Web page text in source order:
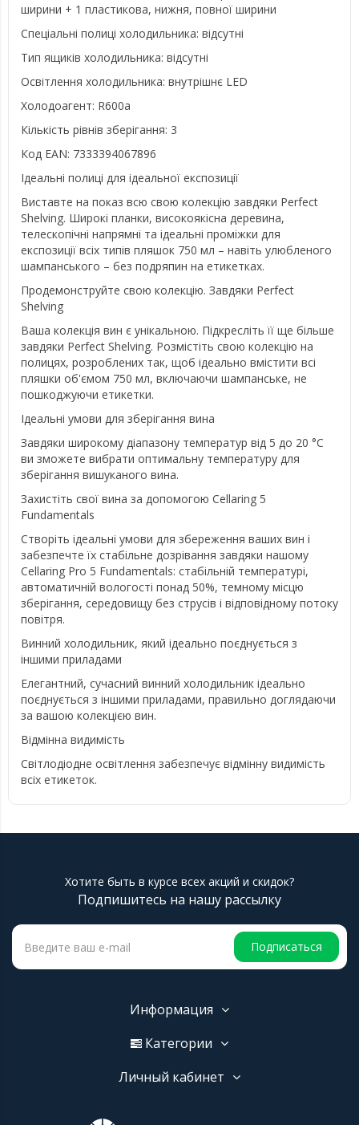
ширини + 1 пластикова, нижня, повної ширини
Спеціальні полиці холодильника: відсутні
Тип ящиків холодильника: відсутні
Освітлення холодильника: внутрішнє LED
Холодоагент: R600a
Кількість рівнів зберігання: 3
Код EAN: 7333394067896
Ідеальні полиці для ідеальної експозиції
Виставте на показ всю свою колекцію завдяки Perfect
Shelving. Широкі планки, високоякісна деревина,
телескопічні напрямні та ідеальні проміжки для
експозиції всіх типів пляшок 750 мл – навіть улюбленого
шампанського – без подряпин на етикетках.
Продемонструйте свою колекцію. Завдяки Perfect
Shelving
Ваша колекція вин є унікальною. Підкресліть її ще більше
завдяки Perfect Shelving. Розмістіть свою колекцію на
полицях, розроблених так, щоб ідеально вмістити всі
пляшки об'ємом 750 мл, включаючи шампанське, не
пошкоджуючи етикетки.
Ідеальні умови для зберігання вина
Завдяки широкому діапазону температур від 5 до 20 °C
ви зможете вибрати оптимальну температуру для
зберігання вишуканого вина.
Захистіть свої вина за допомогою Cellaring 5
Fundamentals
Створіть ідеальні умови для збереження ваших вин і
забезпечте їх стабільне дозрівання завдяки нашому
Cellaring Pro 5 Fundamentals: стабільній температурі,
автоматичній вологості понад 50%, темному місцю
зберігання, середовищу без струсів і відповідному потоку
повітря.
Винний холодильник, який ідеально поєднується з
іншими приладами
Елегантний, сучасний винний холодильник ідеально
поєднується з іншими приладами, правильно доглядаючи
за вашою колекцією вин.
Відмінна видимість
Світлодіодне освітлення забезпечує відмінну видимість
всіх етикеток.
Хотите быть в курсе всех акций и скидок?
Подпишитесь на нашу рассылку
Подписаться
Информация
Категории
Личный кабинет